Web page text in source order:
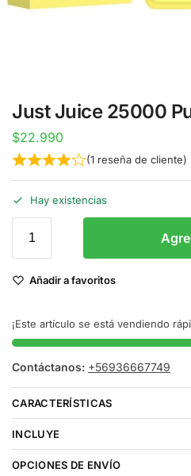
Just Juice 25000
$22.990
(1reseña de cliente)
Hay existencias
Añadir a favoritos
¡Este artículo se está vendiendo
Contáctanos: +56936667749
CARACTERÍSTICAS
INCLUYE
OPCIONES DE ENVÍO